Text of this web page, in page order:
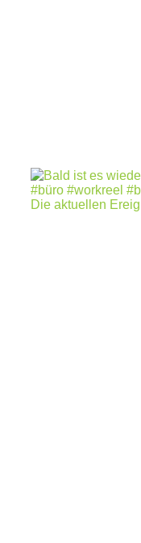
Die aktuellen